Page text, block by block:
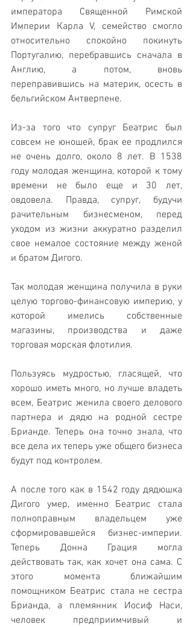
императора Священной Римской
Империи Карла V, семейство смогло
относительно спокойно покинуть
Португалию, перебравшись сначала в
Англию, а потом, вновь
переправившись на материк, осесть в
бельгийском Антверпене.
Из-за того что супруг Беатрис был
совсем не юношей, брак ее продлился
не очень долго, около 8 лет. В 1538
году молодая женщина, которой к тому
времени не было еще и 30 лет,
овдовела. Правда, супруг, будучи
рачительным бизнесменом, перед
уходом из жизни аккуратно разделил
свое немалое состояние между женой
и братом Дигого.
Так молодая женщина получила в руки
целую торгово-финансовую империю, у
которой имелись собственные
магазины, производства и даже
торговая морская флотилия.
Пользуясь мудростью, гласящей, что
хорошо иметь много, но лучше владеть
всем, Беатрис женила своего делового
партнера и дядю на родной сестре
Брианде. Теперь она точно знала, что
все дела их теперь уже общего бизнеса
будут под контролем.
А после того как в 1542 году дядюшка
Дигого умер, именно Беатрис стала
полноправным владельцем уже
сформировавшейся бизнес-империи.
Теперь Донна Грация могла
действовать так, как хочет она сама. С
этого момента ближайшим
помощником Беатрис стала не сестра
Брианда, а племянник Иосиф Наси,
человек предприимчивый и